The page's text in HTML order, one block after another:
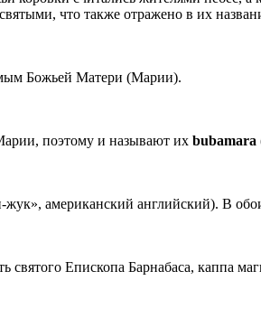
что также отражено в их
Божьей Матери (Марии).
поэтому и называют их bubamarа
жук», американский английский). В
святого Епископа Барнабаса, каппа